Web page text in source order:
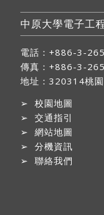
中原大學電子工
電話：+886-3-
傳真：+886-3-
地址： 320314桃
➢ 校園地圖
➢ 交通指引
➢ 網站地圖
➢ 分機資訊
➢ 聯絡我們